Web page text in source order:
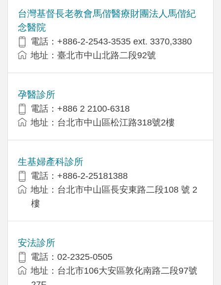
台灣基督長老教會馬偕醫療財團法人馬偕紀
念醫院
電話：+886-2-2543-3535 ext. 3370,3380
地址：臺北市中山北路二段92號
孕醫診所
電話：+886 2 2100-6318
地址：台北市中山區松江路318號2樓
生基婦產科診所
電話：+886-2-25181388
地址：台北市中山區長安東路二段108 號 2
樓
安法診所
電話：02-2325-0505
地址：台北市106大安區敦化南路二段97號